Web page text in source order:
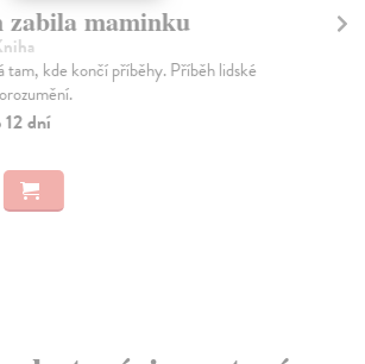
zabila maminku
tam, kde končí příběhy. Příběh lidské
12 dní